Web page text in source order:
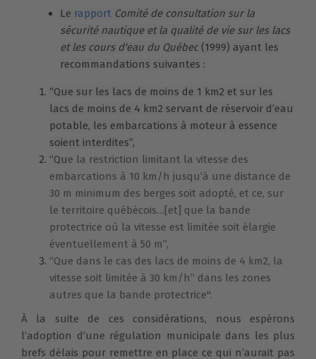
Le rapport Comité de consultation sur la
sécurité nautique et la qualité de vie sur les lacs
et les cours d'eau du Québec (1999) ayant les
recommandations suivantes :
“Que sur les lacs de moins de 1 km2 et sur les
lacs de moins de 4 km2 servant de réservoir d’eau
potable, les embarcations à moteur à essence
soient interdites”,
“Que la restriction limitant la vitesse des
embarcations à 10 km/h jusqu’à une distance de
30 m minimum des berges soit adopté, et ce, sur
le territoire québécois…[et] que la bande
protectrice où la vitesse est limitée soit élargie
éventuellement à 50 m”,
“Que dans le cas des lacs de moins de 4 km2, la
vitesse soit limitée à 30 km/h” dans les zones
autres que la bande protectrice".
À la suite de ces considérations, nous espérons
l’adoption d’une régulation municipale dans les plus
brefs délais pour remettre en place ce qui n’aurait pas